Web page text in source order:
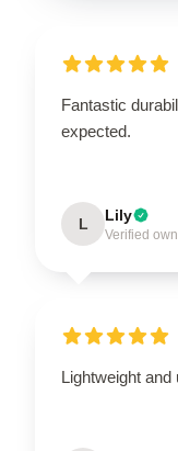
Fantastic
expected.
L Lily
Verified
Lightweight